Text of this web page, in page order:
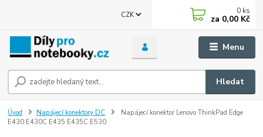
Menu
CZK
Hledat
0 ks
za 0,00 Kč
Úvod Napájecí konektory DC
Napájecí konektor Lenovo ThinkPad Edge
E430 E430C E435 E435C E530